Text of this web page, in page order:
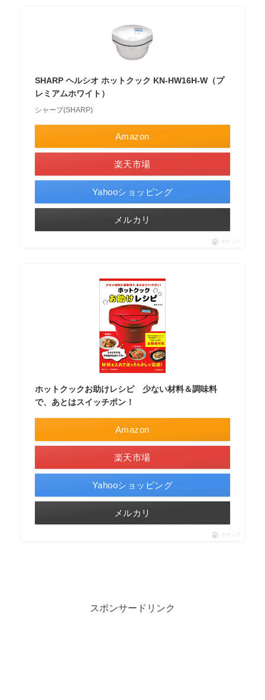
SHARP ヘルシオ ホットクック KN-HW16H-W（プ
レミアムホワイト）
シャープ(SHARP)
Amazon
楽天市場
Yahooショッピング
メルカリ
ポチップ
ホットクックお助けレシピ 少ない材料＆調味料
で、あとはスイッチポン！
Amazon
楽天市場
Yahooショッピング
メルカリ
ポチップ
スポンサードリンク